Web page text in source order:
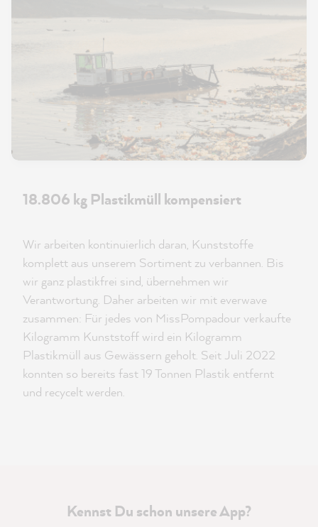
18.806 kg Plastikmüll kompensiert
Wir arbeiten kontinuierlich daran, Kunststoffe
komplett aus unserem Sortiment zu verbannen. Bis
wir ganz plastikfrei sind, übernehmen wir
Verantwortung. Daher arbeiten wir mit everwave
zusammen: Für jedes von MissPompadour verkaufte
Kilogramm Kunststoff wird ein Kilogramm
Plastikmüll aus Gewässern geholt. Seit Juli 2022
konnten so bereits fast 19 Tonnen Plastik entfernt
und recycelt werden.
Kennst Du schon unsere App?